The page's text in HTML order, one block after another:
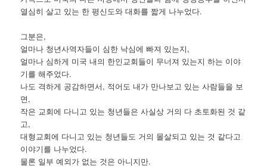
열심히 살고 있는 한 평신도와 대화를 짧게 나누었다.
그분은,
얼마나 청년사역자들이 심한 낙심에 빠져 있는지,
얼마나 심하게 미국 내의 한인교회들이 무너져 있는지 하는 이야
기를 해주었다.
나도 격하게 공감하면서, 적어도 내가 만나보고 있는 사람들을 보
면,
작은 교회에 다니고 있는 청년들은 사실상 거의 다 초토화된 것 같
고,
대형교회에 다니고 있는 청년들도 거의 몰살되고 있는 것 같다고
이야기를 나누었다.
물론 일부 예외가 없는 것은 아니지만.